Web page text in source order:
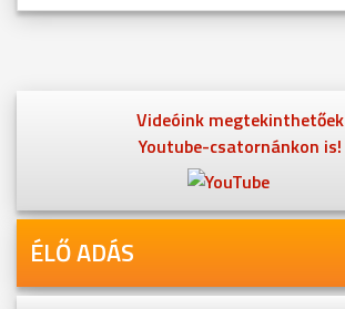
Videóink megtekinthetőek
Youtube-csatornánkon is!
ÉLŐ ADÁS